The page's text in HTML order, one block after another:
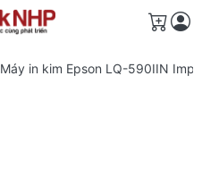
Giỏ
Máy in kim Epson LQ-590IIN